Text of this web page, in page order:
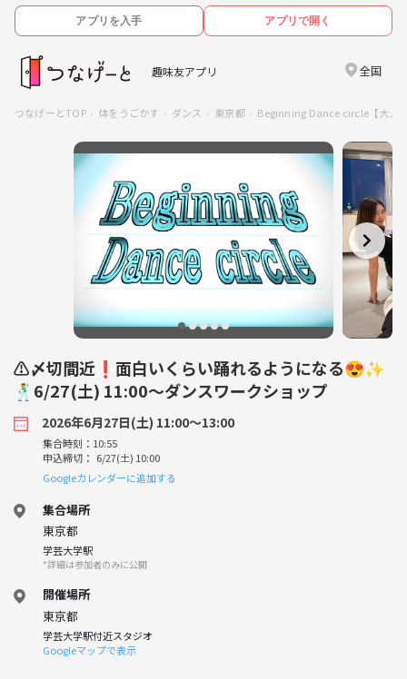
アプリを入手 アプリで開く
趣味友アプリ 全国
つなげーとTOP 体をうごかす ダンス 東京都 Beginning Dance circle【大人
⚠️〆切間近❗️面白いくらい踊れるようになる😍✨
🕺6/27(土) 11:00〜ダンスワークショップ
2026年6月27日(土) 11:00〜13:00
集合時刻：10:55
申込締切： 6/27(土) 10:00
Googleカレンダーに追加する
集合場所
東京都
学芸大学駅
*詳細は参加者のみに公開
開催場所
東京都
学芸大学駅付近スタジオ
Googleマップで表示